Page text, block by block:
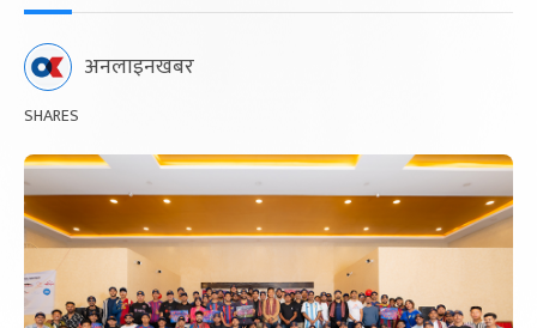
अनलाइनखबर
SHARES